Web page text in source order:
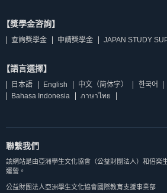
【獎學金咨詢】
查詢獎學金 申請獎學金 JAPAN STUDY
【語言選擇】
日本語 English 中文（简体字） 한국어
Bahasa Indonesia
ภาษาไทย
聯繫我們
該網站是由亞洲學生文化協會（公益財團法人）和倍楽
運營。
公益財團法人亞洲學生文化協會國際教育支援事業部